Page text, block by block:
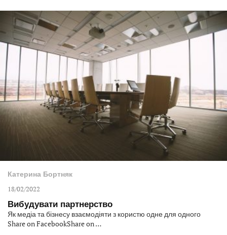
Катерина Бортняк
18/02/2022
Вибудувати партнерство
Як медіа та бізнесу взаємодіяти з користю одне для одного
Share on FacebookShare on …